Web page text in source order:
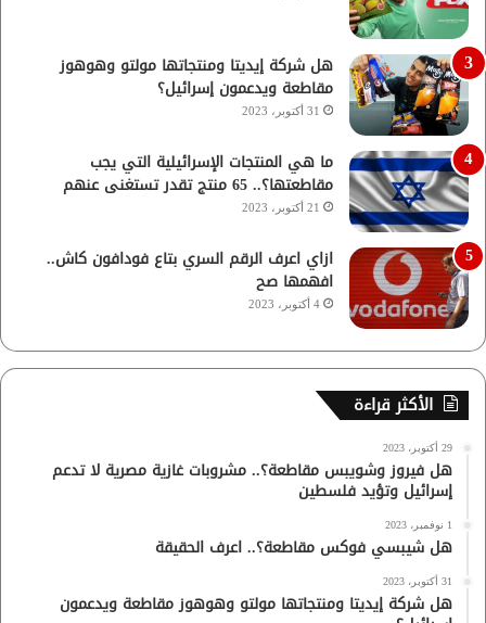
هل شركة إيديتا ومنتجاتها مولتو وهوهوز
مقاطعة ويدعمون إسرائيل؟
31 أكتوبر، 2023
ما هي المنتجات الإسرائيلية التي يجب
مقاطعتها؟.. 65 منتج تقدر تستغنى عنهم
21 أكتوبر، 2023
ازاي اعرف الرقم السري بتاع فودافون كاش..
افهمها صح
4 أكتوبر، 2023
الأكثر قراءة
29 أكتوبر، 2023
هل فيروز وشويبس مقاطعة؟.. مشروبات غازية مصرية لا تدعم
إسرائيل وتؤيد فلسطين
1 نوفمبر، 2023
هل شيبسي فوكس مقاطعة؟.. اعرف الحقيقة
31 أكتوبر، 2023
هل شركة إيديتا ومنتجاتها مولتو وهوهوز مقاطعة ويدعمون